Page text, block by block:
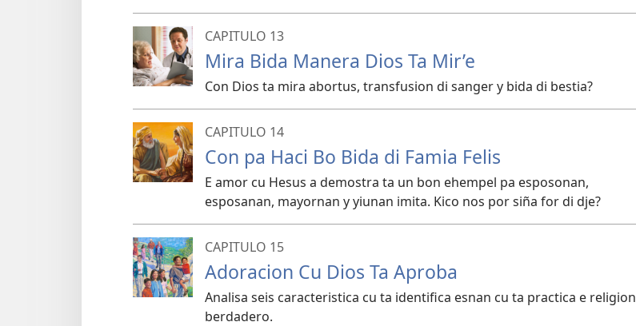
CAPITULO 13
Mira Bida Manera Dios Ta Mir’e
Con Dios ta mira abortus, transfusion di sanger y bida di bestia?
CAPITULO 14
Con pa Haci Bo Bida di Famia Felis
E amor cu Hesus a demostra ta un bon ehempel pa esposonan,
esposanan, mayornan y yiunan imita. Kico nos por siña for di dje?
CAPITULO 15
Adoracion Cu Dios Ta Aproba
Analisa seis caracteristica cu ta identifica esnan cu ta practica e religion
berdadero.